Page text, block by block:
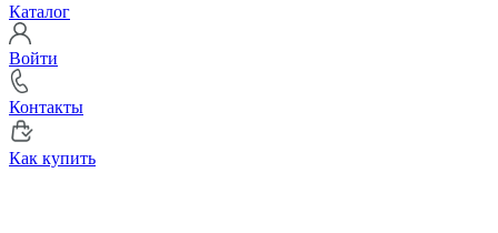
Каталог
Войти
Контакты
Как купить